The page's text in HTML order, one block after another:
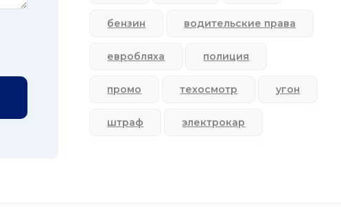
бензин водительские права
евробляха полиция
промо техосмотр угон
штраф электрокар